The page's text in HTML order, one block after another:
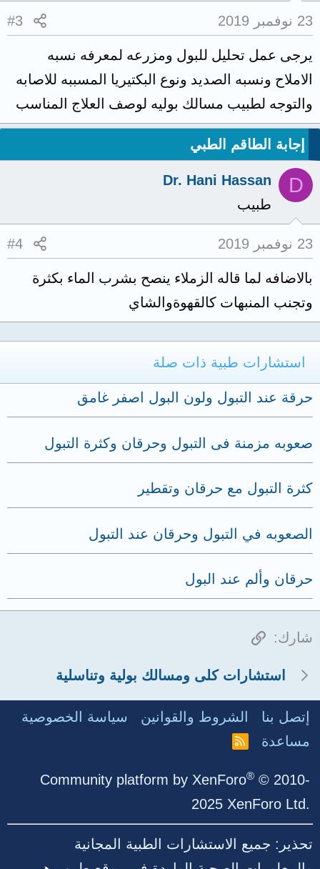
23 نوفمبر 2019 #3
يرجى عمل تحليل للبول ومزرعه لمعرفه نسبه
الاملاح ونسبه الصديد ونوع البكتيريا المسببه للاصابه
والتوجه لطبيب مسالك بوليه لوصف العلاج المناسب
إجابة الطاقم الطبي
D
Dr. Hani Hassan
طبيب
23 نوفمبر 2019 #4
بالاضافه لما قاله الزملاء ينصح بشرب الماء بكثرة
وتجنب المنبهات كالقهوةوالشاي
استشارات طبية ذات صلة
حرقة عند التبول ولون البول اصفر غامق
صعوبه مزمنة فى التبول وحرقان وكثرة التبول
كثرة التبول مع حرقان وتقطير
الصعوبه في التبول وحرقان عند التبول
حرقان وألم عند البول
شارك: الرابط
استشارات كلى ومسالك بولية وتناسلية
إتصل بنا الشروط والقوانين
سياسة الخصوصية
مساعدة
R
Community platform by XenForo® © 2010-
2025 XenForo Ltd.
تحذير: جميع الاستشارات الطبية المجانية